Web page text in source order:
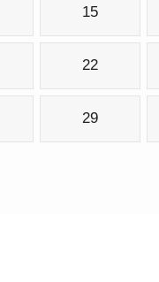
15
22
29